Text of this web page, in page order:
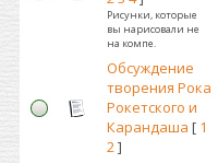
Рисунки, которые
вы нарисовали не
на компе.
Обсуждение
творения Рока
Рокетского и
Карандаша [ 1
2]